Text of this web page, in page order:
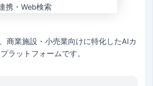
商業施設・小売業向けに特化したAIカ
ラットフォームです。